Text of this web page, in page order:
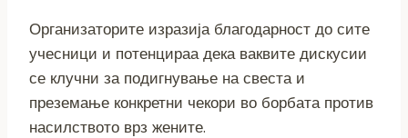
Организаторите изразија благодарност до сите
учесници и потенцираа дека ваквите дискусии
се клучни за подигнување на свеста и
преземање конкретни чекори во борбата против
насилството врз жените.